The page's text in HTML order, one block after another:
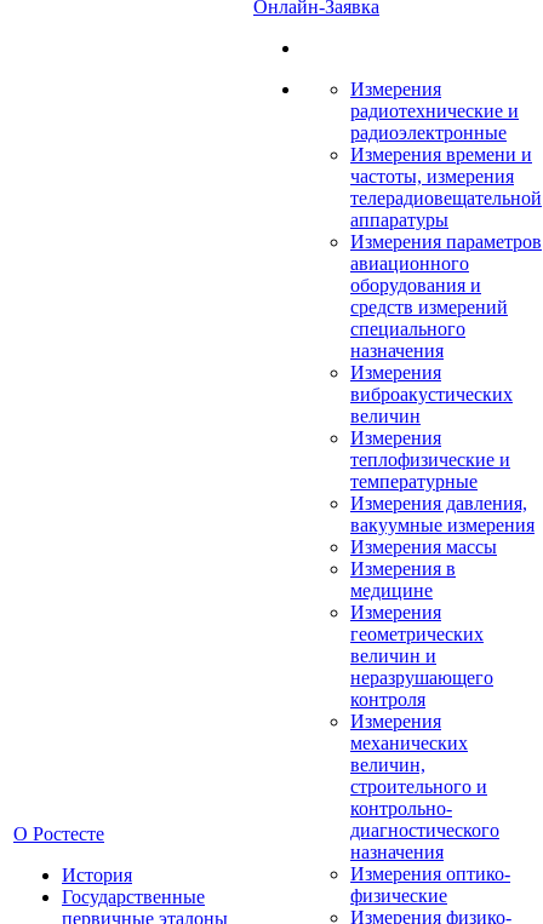
О Ростесте
История
Государственные
первичные эталоны
Онлайн-Заявка
Измерения
радиотехнические и
радиоэлектронные
Измерения времени и
частоты, измерения
телерадиовещательной
аппаратуры
Измерения параметров
авиационного
оборудования и
средств измерений
специального
назначения
Измерения
виброакустических
величин
Измерения
теплофизические и
температурные
Измерения давления,
вакуумные измерения
Измерения массы
Измерения в
медицине
Измерения
геометрических
величин и
неразрушающего
контроля
Измерения
механических
величин,
строительного и
контрольно-
диагностического
назначения
Измерения оптико-
физические
Измерения физико-